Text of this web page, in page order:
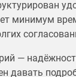
минимум
—
давать